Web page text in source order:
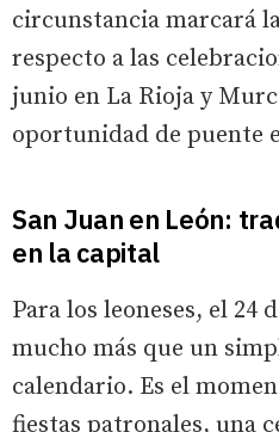
circunstancia marcará
respecto a las
junio en La Rioja y
oportunidad de puente
San Juan en León:
en la capital
Para los leoneses, el 24
mucho más que un
calendario. Es el
fiestas patronales, una